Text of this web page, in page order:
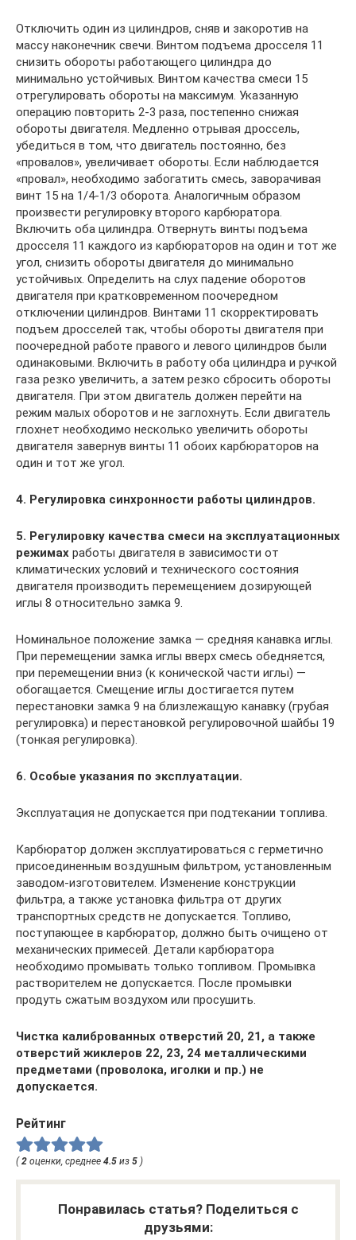
Отключить один из цилиндров, сняв и закоротив на
массу наконечник свечи. Винтом подъема дросселя 11
снизить обороты работающего цилиндра до
минимально устойчивых. Винтом качества смеси 15
отрегулировать обороты на максимум. Указанную
операцию повторить 2-3 раза, постепенно снижая
обороты двигателя. Медленно отрывая дроссель,
убедиться в том, что двигатель постоянно, без
«провалов», увеличивает обороты. Если наблюдается
«провал», необходимо забогатить смесь, заворачивая
винт 15 на 1/4-1/3 оборота. Аналогичным образом
произвести регулировку второго карбюратора.
Включить оба цилиндра. Отвернуть винты подъема
дросселя 11 каждого из карбюраторов на один и тот же
угол, снизить обороты двигателя до минимально
устойчивых. Определить на слух падение оборотов
двигателя при кратковременном поочередном
отключении цилиндров. Винтами 11 скорректировать
подъем дросселей так, чтобы обороты двигателя при
поочередной работе правого и левого цилиндров были
одинаковыми. Включить в работу оба цилиндра и ручкой
газа резко увеличить, а затем резко сбросить обороты
двигателя. При этом двигатель должен перейти на
режим малых оборотов и не заглохнуть. Если двигатель
глохнет необходимо несколько увеличить обороты
двигателя завернув винты 11 обоих карбюраторов на
один и тот же угол.
4. Регулировка синхронности работы цилиндров.
5. Регулировку качества смеси на эксплуатационных
режимах работы двигателя в зависимости от
климатических условий и технического состояния
двигателя производить перемещением дозирующей
иглы 8 относительно замка 9.
Номинальное положение замка — средняя канавка иглы.
При перемещении замка иглы вверх смесь обедняется,
при перемещении вниз (к конической части иглы) —
обогащается. Смещение иглы достигается путем
перестановки замка 9 на близлежащую канавку (грубая
регулировка) и перестановкой регулировочной шайбы 19
(тонкая регулировка).
6. Особые указания по эксплуатации.
Эксплуатация не допускается при подтекании топлива.
Карбюратор должен эксплуатироваться с герметично
присоединенным воздушным фильтром, установленным
заводом-изготовителем. Изменение конструкции
фильтра, а также установка фильтра от других
транспортных средств не допускается. Топливо,
поступающее в карбюратор, должно быть очищено от
механических примесей. Детали карбюратора
необходимо промывать только топливом. Промывка
растворителем не допускается. После промывки
продуть сжатым воздухом или просушить.
Чистка калиброванных отверстий 20, 21, а также
отверстий жиклеров 22, 23, 24 металлическими
предметами (проволока, иголки и пр.) не
допускается.
Рейтинг
(2 оценки, среднее 4.5 из 5 )
Понравилась статья? Поделиться с
друзьями: